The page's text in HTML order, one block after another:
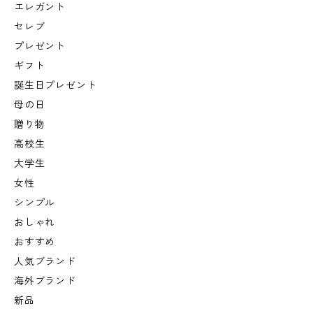
エレガント
セレブ
プレゼント
ギフト
誕生日プレゼント
母の日
贈り物
高校生
大学生
女性
シンプル
おしゃれ
おすすめ
人気ブランド
海外ブランド
新品